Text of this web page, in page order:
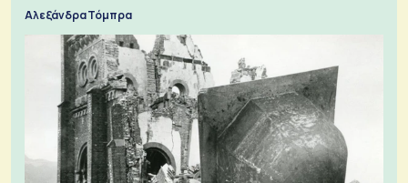
Αλεξάνδρα Τόμπρα